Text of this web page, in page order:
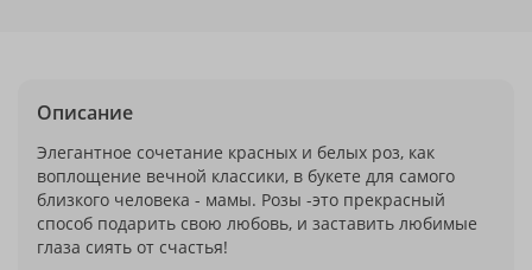
Описание
Элегантное сочетание красных и белых роз, как
воплощение вечной классики, в букете для самого
близкого человека - мамы. Розы -это прекрасный
способ подарить свою любовь, и заставить любимые
глаза сиять от счастья!